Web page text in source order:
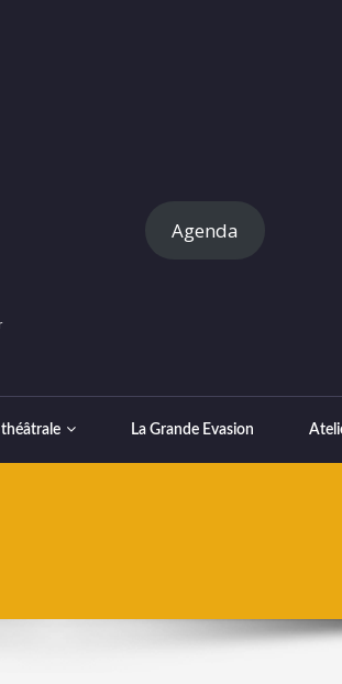
Agenda
La Grande Evasion